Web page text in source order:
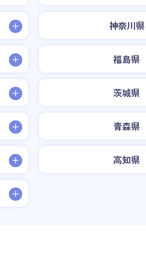
神奈川県
福島県
茨城県
青森県
高知県